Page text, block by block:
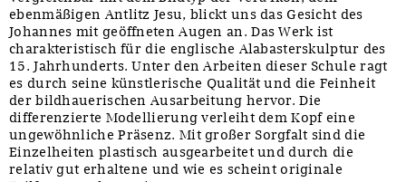
ebenmäßigen Antlitz Jesu, blickt uns das Gesicht des
Johannes mit geöffneten Augen an. Das Werk ist
charakteristisch für die englische Alabasterskulptur des
15. Jahrhunderts. Unter den Arbeiten dieser Schule ragt
es durch seine künstlerische Qualität und die Feinheit
der bildhauerischen Ausarbeitung hervor. Die
differenzierte Modellierung verleiht dem Kopf eine
ungewöhnliche Präsenz. Mit großer Sorgfalt sind die
Einzelheiten plastisch ausgearbeitet und durch die
relativ gut erhaltene und wie es scheint originale